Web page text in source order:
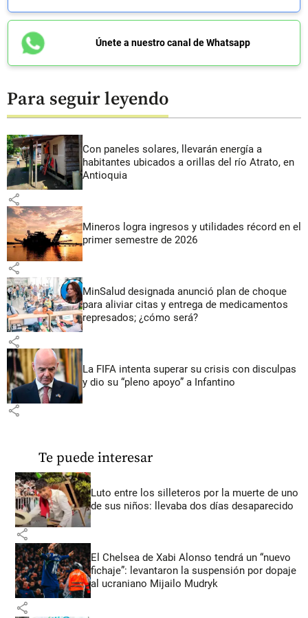
Únete a nuestro canal de Whatsapp
Para seguir leyendo
Con paneles solares, llevarán energía a
habitantes ubicados a orillas del río Atrato, en
Antioquia
share
Mineros logra ingresos y utilidades récord en el
primer semestre de 2026
share
MinSalud designada anunció plan de choque
para aliviar citas y entrega de medicamentos
represados; ¿cómo será?
share
La FIFA intenta superar su crisis con disculpas
y dio su “pleno apoyo” a Infantino
share
Te puede interesar
Luto entre los silleteros por la muerte de uno
de sus niños: llevaba dos días desaparecido
share
El Chelsea de Xabi Alonso tendrá un “nuevo
fichaje”: levantaron la suspensión por dopaje
al ucraniano Mijailo Mudryk
share